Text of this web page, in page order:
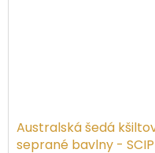
Australská šedá
seprané bavlny -